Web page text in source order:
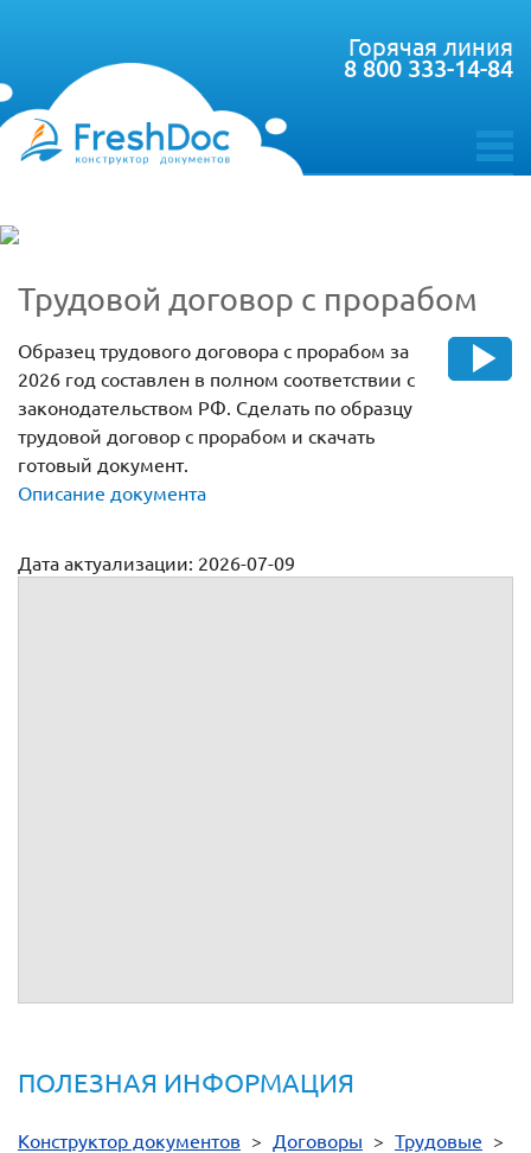
toggle
Горячая линия
8 800 333-14-84
Трудовой договор с прорабом
Образец трудового договора с прорабом за
2026 год составлен в полном соответствии с
законодательством РФ. Сделать по образцу
трудовой договор с прорабом и скачать
готовый документ.
Описание документа
Дата актуализации: 2026-07-09
ПОЛЕЗНАЯ ИНФОРМАЦИЯ
Конструктор документов > Договоры > Трудовые >